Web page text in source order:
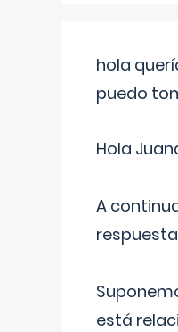
hola
puedo
Hola
A
está